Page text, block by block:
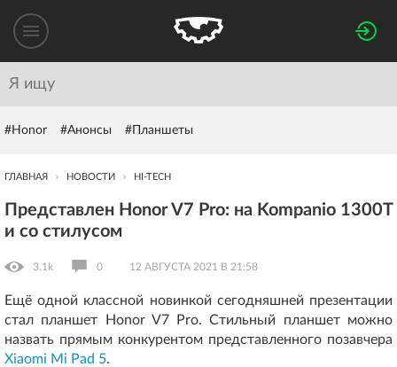
#Honor #Анонсы #Планшеты
ГЛАВНАЯ НОВОСТИ HI-TECH
Представлен Honor V7 Pro: на Kompanio 1300T
и со стилусом
3.1k 0 12 АВГУСТА 2021 В 21:58
Ещё одной классной новинкой сегодняшней презентации
стал планшет Honor V7 Pro. Стильный планшет можно
назвать прямым конкурентом представленного позавчера
Xiaomi Mi Pad 5.